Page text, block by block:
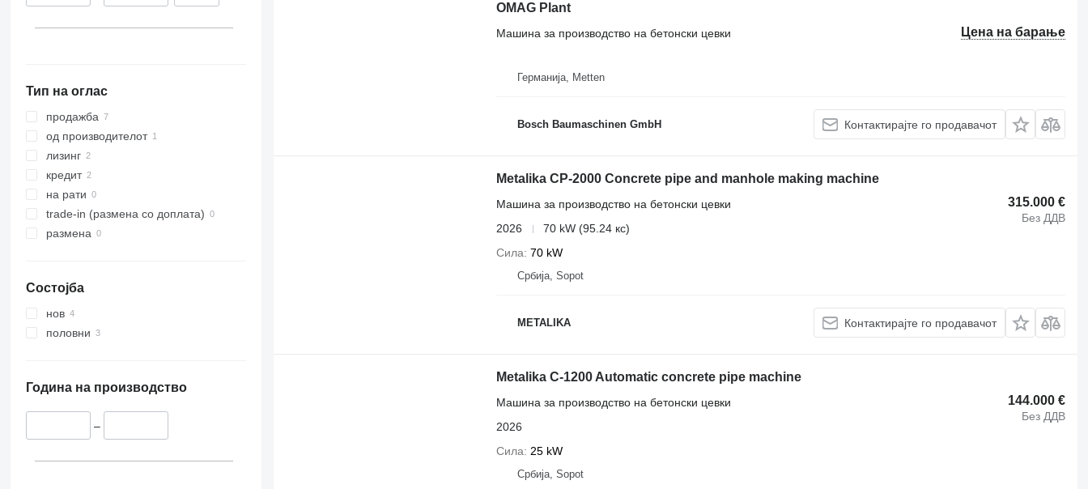
Тип на оглас
продажба
од производителот
лизинг
кредит
на рати
trade-in (размена со доплата)
размена
Состојба
нов
половни
Година на производство
–
OMAG Plant
Цена на барање
Машина за производство на бетонски цевки
Германија, Metten
Bosch Baumaschinen GmbH Контактирајте го продавачот
Metalika CP-2000 Concrete pipe and manhole making machine
315.000 €
Без ДДВ
Машина за производство на бетонски цевки
2026
70 kW (95.24 кс)
Сила 70 kW
Србија, Sopot
METALIKA Контактирајте го продавачот
Metalika C-1200 Automatic concrete pipe machine
144.000 €
Без ДДВ
Машина за производство на бетонски цевки
2026
Сила
25 kW
Србија, Sopot